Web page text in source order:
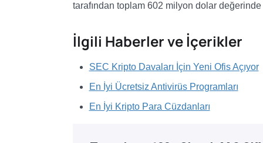
tarafından toplam 602 milyon dolar değerinde
İlgili Haberler ve İçerikler
SEC Kripto Davaları İçin Yeni Ofis Açıyor
En İyi Ücretsiz Antivirüs Programları
En İyi Kripto Para Cüzdanları